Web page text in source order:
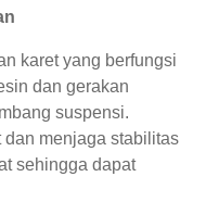
karet yang berfungsi
dan gerakan
suspensi.
dan menjaga stabilitas
sehingga dapat